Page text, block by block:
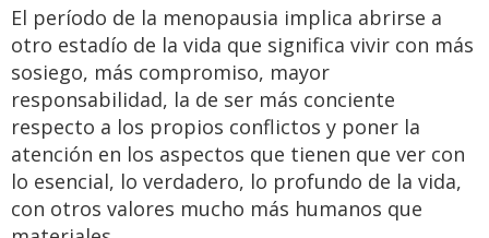
El período de la menopausia implica abrirse a
otro estadío de la vida que significa vivir con más
sosiego, más compromiso, mayor
responsabilidad, la de ser más conciente
respecto a los propios conflictos y poner la
atención en los aspectos que tienen que ver con
lo esencial, lo verdadero, lo profundo de la vida,
con otros valores mucho más humanos que